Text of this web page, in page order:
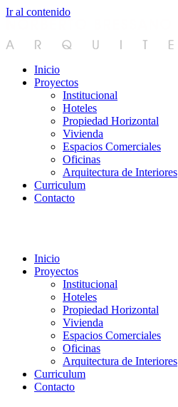
Ir al contenido
Inicio
Proyectos
Institucional
Hoteles
Propiedad Horizontal
Vivienda
Espacios Comerciales
Oficinas
Arquitectura de Interiores
Curriculum
Contacto
Inicio
Proyectos
Institucional
Hoteles
Propiedad Horizontal
Vivienda
Espacios Comerciales
Oficinas
Arquitectura de Interiores
Curriculum
Contacto